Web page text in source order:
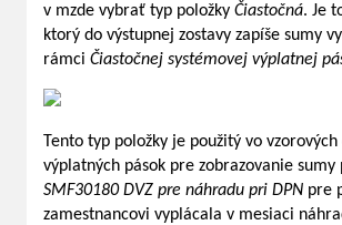
v mzde vybrať typ položky Čiastočná. Je
ktorý do výstupnej zostavy zapíše sumy
rámci Čiastočnej systémovej výplatnej
Tento typ položky je použitý vo
výplatných pások pre zobrazovanie sumy
SMF30180 DVZ pre náhradu pri DPN pre
zamestnancovi vyplácala v mesiaci